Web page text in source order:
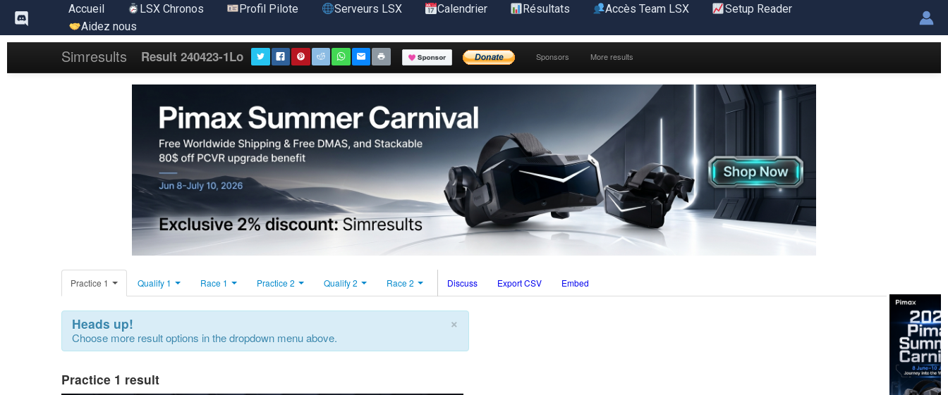
Aller
contenu
Accueil LSX Chronos Profil Pilote Serveurs LSX Calendrier Résultats Accès Team LSX
Setup Reader
Aidez nous